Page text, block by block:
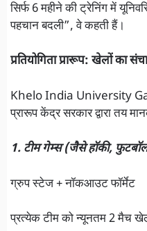
सिर्फ 6 महीने की ट्रेनिंग में
पहचान बदली”, वे कहती हैं।
प्रतियोगिता प्रारूप: खेलों का
Khelo India University
प्रारूप केंद्र सरकार द्वारा तय
1. टीम गेम्स (जैसे हॉकी,
ग्रुप स्टेज + नॉकआउट फॉर्मेट
प्रत्येक टीम को न्यूनतम 2 मैच